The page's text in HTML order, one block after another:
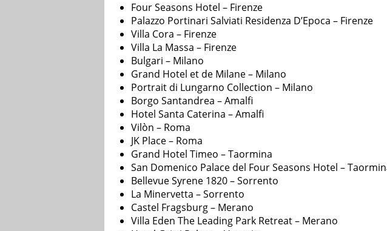
Four Seasons Hotel – Firenze
Palazzo Portinari Salviati Residenza D’Epoca – Firenze
Villa Cora – Firenze
Villa La Massa – Firenze
Bulgari – Milano
Grand Hotel et de Milane – Milano
Portrait di Lungarno Collection – Milano
Borgo Santandrea – Amalfi
Hotel Santa Caterina – Amalfi
Vilòn – Roma
JK Place – Roma
Grand Hotel Timeo – Taormina
San Domenico Palace del Four Seasons Hotel –
Bellevue Syrene 1820 – Sorrento
La Minervetta – Sorrento
Castel Fragsburg – Merano
Villa Eden The Leading Park Retreat – Merano